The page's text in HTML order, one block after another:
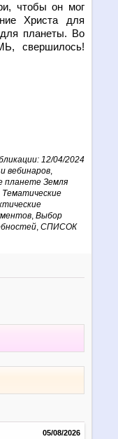
чтобы он мог
Христа для
планеты. Во
свершилось!
12/04/2024
вебинаров
планете Земля
Тематические
,Выбор
,СПИСОК
05/08/2026